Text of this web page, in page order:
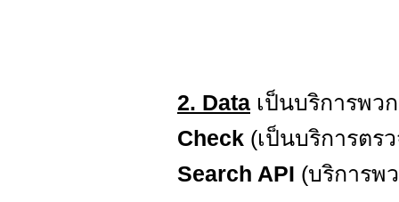
2. Data เป็นบริการพว
Check (เป็นบริการตร
Search API (บริการพ